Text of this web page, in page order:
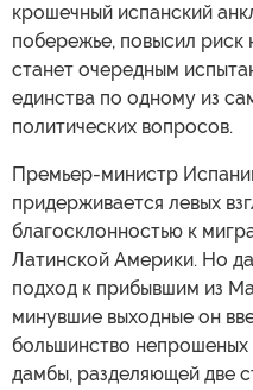
крошечный испанский
побережье, повысил риск
станет очередным
единства по одному из
политических вопросов.
Премьер-министр
придерживается левых
благосклонностью к
Латинской Америки. Но
подход к прибывшим из
минувшие выходные он
большинство непрошеных
дамбы, разделяющей две